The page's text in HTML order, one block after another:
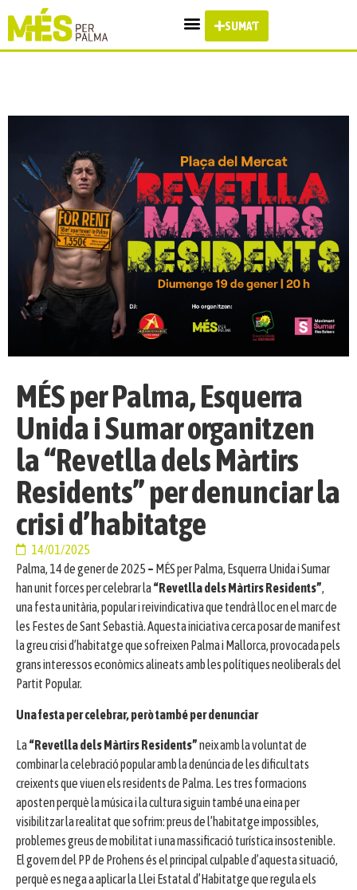
SUMA'T
MÉS per Palma, Esquerra
Unida i Sumar organitzen
la “Revetlla dels Màrtirs
Residents” per denunciar la
crisi d’habitatge
14/01/2025
Palma, 14 de gener de 2025 – MÉS per Palma, Esquerra Unida i Sumar
han unit forces per celebrar la“Revetlla dels Màrtirs Residents”,
una festa unitària, popular i reivindicativa que tendrà lloc en el marc de
les Festes de Sant Sebastià. Aquesta iniciativa cerca posar de manifest
la greu crisi d’habitatge que sofreixen Palma i Mallorca, provocada pels
grans interessos econòmics alineats amb les polítiques neoliberals del
Partit Popular.
Una festa per celebrar, però també per denunciar
La“Revetlla dels Màrtirs Residents”neix amb la voluntat de
combinar la celebració popular amb la denúncia de les dificultats
creixents que viuen els residents de Palma. Les tres formacions
aposten perquè la música i la cultura siguin també una eina per
visibilitzar la realitat que sofrim: preus de l’habitatge impossibles,
problemes greus de mobilitat i una massificació turística insostenible.
El govern del PP de Prohens és el principal culpable d’aquesta situació,
perquè es nega a aplicar la Llei Estatal d’Habitatge que regula els